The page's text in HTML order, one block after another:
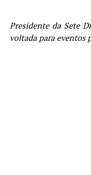
Presidente da Sete
voltada para eventos